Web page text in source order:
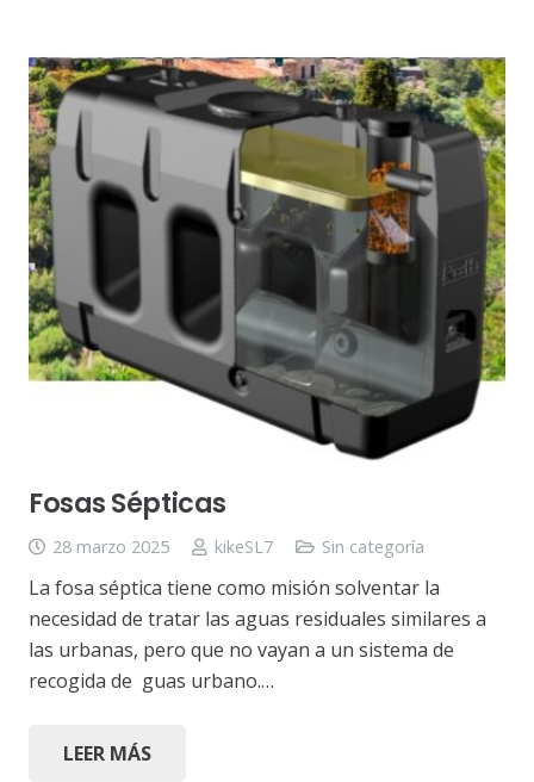
Fosas Sépticas
28 marzo 2025 kikeSL7 Sin categoría
La fosa séptica tiene como misión solventar la
necesidad de tratar las aguas residuales similares a
las urbanas, pero que no vayan a un sistema de
recogida de guas urbano.…
LEER MÁS